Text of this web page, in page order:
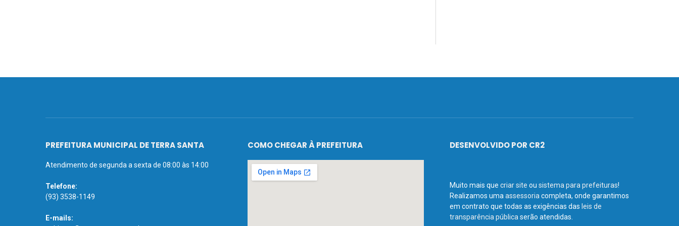
PREFEITURA MUNICIPAL DE TERRA SANTA
Atendimento de segunda a sexta de 08:00 às 14:00
Telefone:
(93) 3538-1149
E-mails:
COMO CHEGAR À PREFEITURA DESENVOLVIDO POR CR2
Muito mais que criar site ou sistema para prefeituras!
Realizamos uma assessoria completa, onde garantimos
em contrato que todas as exigências das leis de
transparência pública serão atendidas.